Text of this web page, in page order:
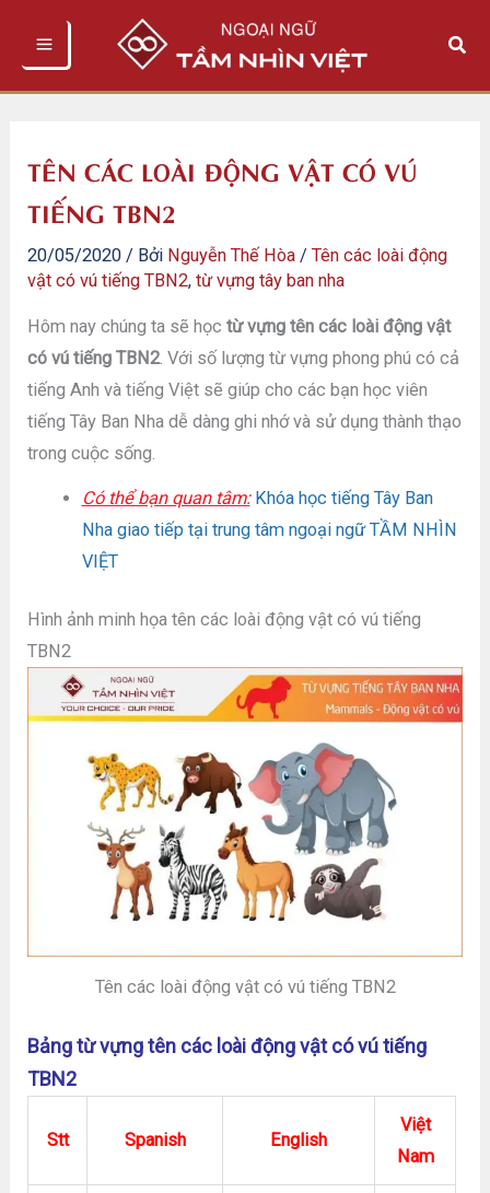
Tìm
TÊN CÁC LOÀI ĐỘNG VẬT CÓ VÚ
TIẾNG TBN2
20/05/2020 / Bởi Nguyễn Thế Hòa /Tên các loài động
vật có vú tiếng TBN2,từ vựng tây ban nha
Hôm nay chúng ta sẽ họctừ vựng tên các loài động vật
có vú tiếng TBN2. Với số lượng từ vựng phong phú có cả
tiếng Anh và tiếng Việt sẽ giúp cho các bạn học viên
tiếng Tây Ban Nha dễ dàng ghi nhớ và sử dụng thành thạo
trong cuộc sống.
Có thể bạn quan tâm: Khóa học tiếng Tây Ban
Nha giao tiếp tại trung tâm ngoại ngữ TẦM NHÌN
VIỆT
Hình ảnh minh họa tên các loài động vật có vú tiếng
TBN2
Tên các loài động vật có vú tiếng TBN2
Bảng từ vựng tên các loài động vật có vú tiếng
TBN2
Stt Spanish English
Việt
Nam